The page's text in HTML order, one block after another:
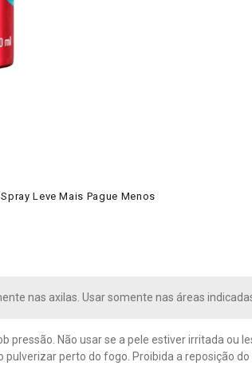
Leve Mais Pague Menos
nas axilas. Usar somente nas áreas
pressão. Não usar se a pele estiver irritada ou
pulverizar perto do fogo. Proibida a reposição